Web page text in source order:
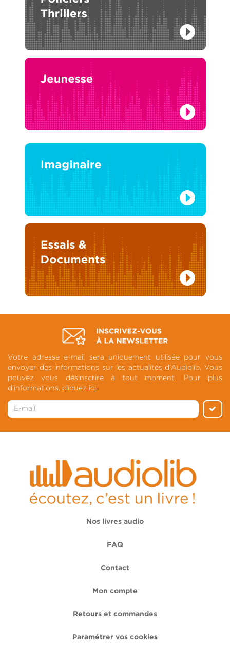
Votre adresse e-mail sera uniquement utilisée pour vous
envoyer des informations sur les actualités d'Audiolib. Vous
pouvez vous désinscrire à tout moment. Pour plus
d'informations, cliquez ici.
Nos livres audio
FAQ
Contact
Mon compte
Retours et commandes
Paramétrer vos cookies